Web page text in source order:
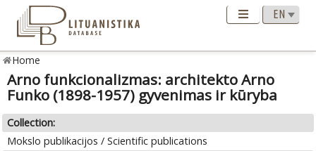
Home
Arno funkcionalizmas: architekto Arno
Funko (1898-1957) gyvenimas ir kūryba
Collection:
Mokslo publikacijos / Scientific publications